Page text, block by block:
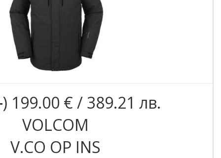
) 199.00 € / 389.21 лв.
VOLCOM
V.CO OP INS